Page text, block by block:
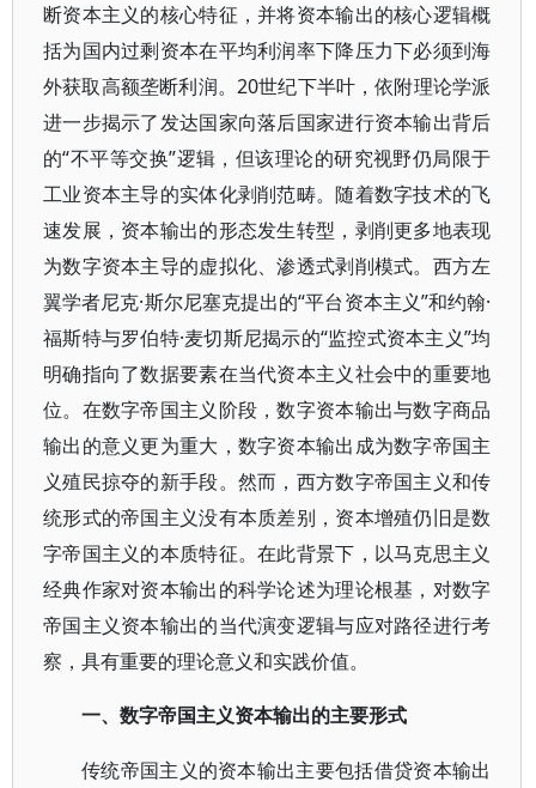
断资本主义的核心特征，并将资本输出的核心逻辑概
括为国内过剩资本在平均利润率下降压力下必须到海
外获取高额垄断利润。20世纪下半叶，依附理论学派
进一步揭示了发达国家向落后国家进行资本输出背后
的“不平等交换”逻辑，但该理论的研究视野仍局限于
工业资本主导的实体化剥削范畴。随着数字技术的飞
速发展，资本输出的形态发生转型，剥削更多地表现
为数字资本主导的虚拟化、渗透式剥削模式。西方左
翼学者尼克·斯尔尼塞克提出的“平台资本主义”和约翰·
福斯特与罗伯特·麦切斯尼揭示的“监控式资本主义”均
明确指向了数据要素在当代资本主义社会中的重要地
位。在数字帝国主义阶段，数字资本输出与数字商品
输出的意义更为重大，数字资本输出成为数字帝国主
义殖民掠夺的新手段。然而，西方数字帝国主义和传
统形式的帝国主义没有本质差别，资本增殖仍旧是数
字帝国主义的本质特征。在此背景下，以马克思主义
经典作家对资本输出的科学论述为理论根基，对数字
帝国主义资本输出的当代演变逻辑与应对路径进行考
察，具有重要的理论意义和实践价值。
一、数字帝国主义资本输出的主要形式
传统帝国主义的资本输出主要包括借贷资本输出